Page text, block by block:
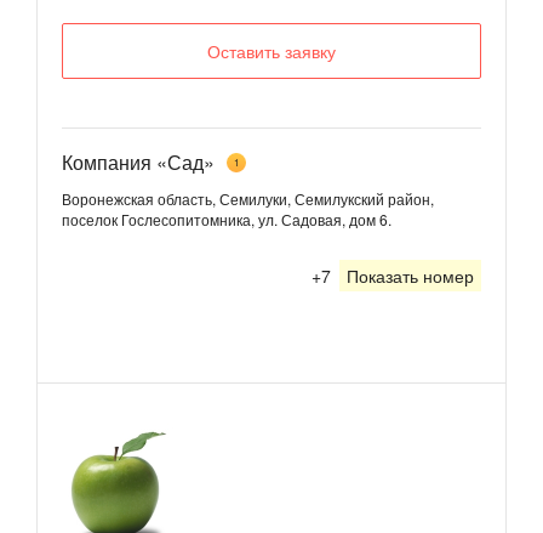
Оставить заявку
Компания «Сад» 1
Воронежская область, Семилуки, Семилукский район,
поселок Гослесопитомника, ул. Садовая, дом 6.
+7 Показать номер